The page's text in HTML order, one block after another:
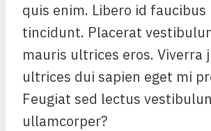
quis enim. Libero id faucibus
tincidunt. Placerat
mauris ultrices eros. Viverra
ultrices dui sapien eget mi
Feugiat sed lectus
ullamcorper?